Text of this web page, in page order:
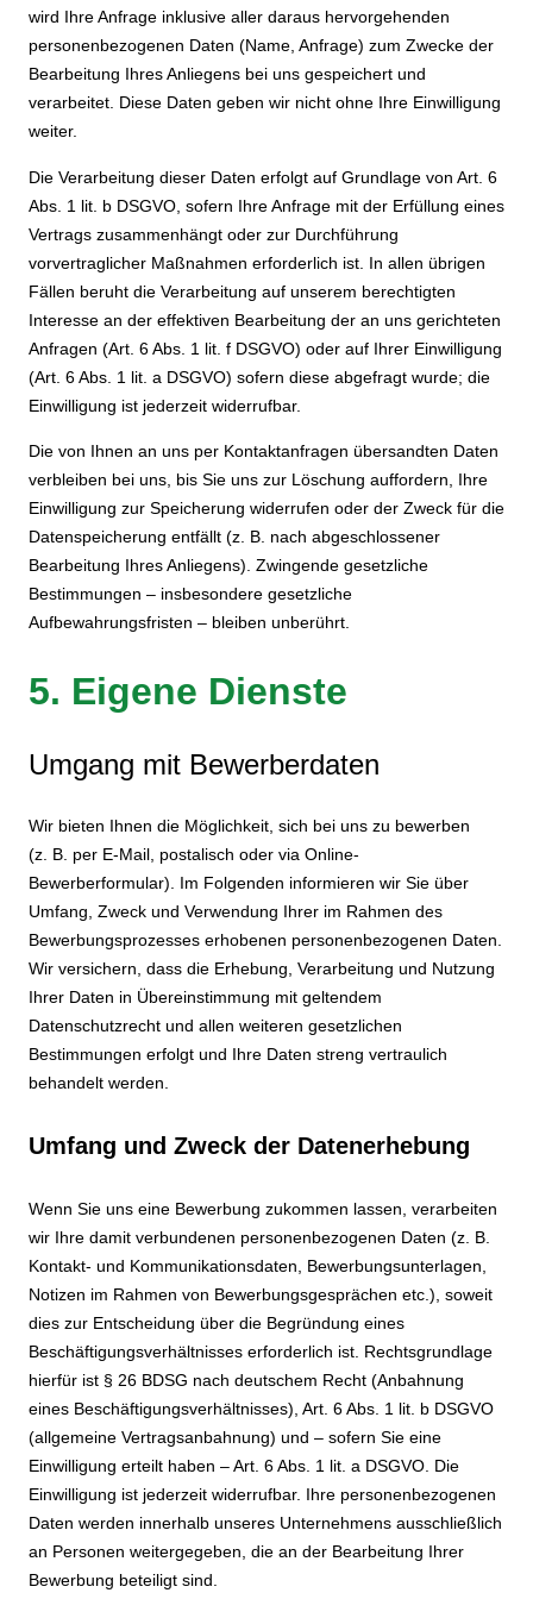
wird Ihre Anfrage inklusive aller daraus hervorgehenden
personenbezogenen Daten (Name, Anfrage) zum Zwecke der
Bearbeitung Ihres Anliegens bei uns gespeichert und
verarbeitet. Diese Daten geben wir nicht ohne Ihre Einwilligung
weiter.
Die Verarbeitung dieser Daten erfolgt auf Grundlage von Art. 6
Abs. 1 lit. b DSGVO, sofern Ihre Anfrage mit der Erfüllung eines
Vertrags zusammenhängt oder zur Durchführung
vorvertraglicher Maßnahmen erforderlich ist. In allen übrigen
Fällen beruht die Verarbeitung auf unserem berechtigten
Interesse an der effektiven Bearbeitung der an uns gerichteten
Anfragen (Art. 6 Abs. 1 lit. f DSGVO) oder auf Ihrer Einwilligung
(Art. 6 Abs. 1 lit. a DSGVO) sofern diese abgefragt wurde; die
Einwilligung ist jederzeit widerrufbar.
Die von Ihnen an uns per Kontaktanfragen übersandten Daten
verbleiben bei uns, bis Sie uns zur Löschung auffordern, Ihre
Einwilligung zur Speicherung widerrufen oder der Zweck für die
Datenspeicherung entfällt (z. B. nach abgeschlossener
Bearbeitung Ihres Anliegens). Zwingende gesetzliche
Bestimmungen – insbesondere gesetzliche
Aufbewahrungsfristen – bleiben unberührt.
5. Eigene Dienste
Umgang mit Bewerberdaten
Wir bieten Ihnen die Möglichkeit, sich bei uns zu bewerben
(z. B. per E-Mail, postalisch oder via Online-
Bewerberformular). Im Folgenden informieren wir Sie über
Umfang, Zweck und Verwendung Ihrer im Rahmen des
Bewerbungsprozesses erhobenen personenbezogenen Daten.
Wir versichern, dass die Erhebung, Verarbeitung und Nutzung
Ihrer Daten in Übereinstimmung mit geltendem
Datenschutzrecht und allen weiteren gesetzlichen
Bestimmungen erfolgt und Ihre Daten streng vertraulich
behandelt werden.
Umfang und Zweck der Datenerhebung
Wenn Sie uns eine Bewerbung zukommen lassen, verarbeiten
wir Ihre damit verbundenen personenbezogenen Daten (z. B.
Kontakt- und Kommunikationsdaten, Bewerbungsunterlagen,
Notizen im Rahmen von Bewerbungsgesprächen etc.), soweit
dies zur Entscheidung über die Begründung eines
Beschäftigungsverhältnisses erforderlich ist. Rechtsgrundlage
hierfür ist § 26 BDSG nach deutschem Recht (Anbahnung
eines Beschäftigungsverhältnisses), Art. 6 Abs. 1 lit. b DSGVO
(allgemeine Vertragsanbahnung) und – sofern Sie eine
Einwilligung erteilt haben – Art. 6 Abs. 1 lit. a DSGVO. Die
Einwilligung ist jederzeit widerrufbar. Ihre personenbezogenen
Daten werden innerhalb unseres Unternehmens ausschließlich
an Personen weitergegeben, die an der Bearbeitung Ihrer
Bewerbung beteiligt sind.